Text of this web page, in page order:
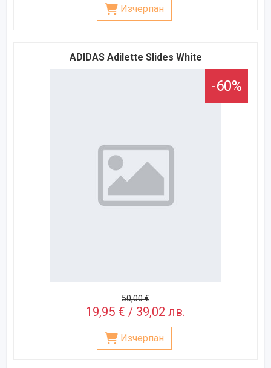
Изчерпан
ADIDAS Adilette Slides White
-60%
50,00 €
19,95 € / 39,02 лв.
Изчерпан